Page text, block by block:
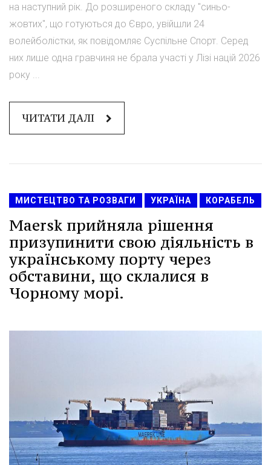
на наступний рік. До розширеного складу "синьо-
жовтих", що готуються до Євро, увійшли 24
волейболістки, як повідомляє Суспільне Спорт. Серед
них лише одна гравчиня не брала участі у Лізі націй 2026
року ...
ЧИТАТИ ДАЛІ
МИСТЕЦТВО ТА РОЗВАГИ УКРАЇНА КОРАБЕЛЬ
Maersk прийняла рішення
призупинити свою діяльність в
українському порту через
обставини, що склалися в
Чорному морі.